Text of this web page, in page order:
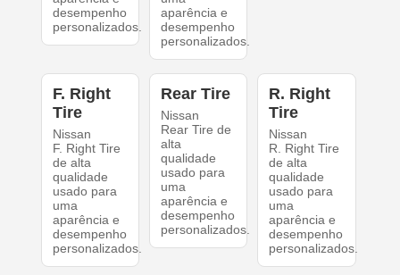
desempenho
personalizados.
aparência e
desempenho
personalizados.
F. Right
Tire
Nissan
F. Right Tire
de alta
qualidade
usado para
uma
aparência e
desempenho
personalizados.
Rear Tire
Nissan
Rear Tire de
alta
qualidade
usado para
uma
aparência e
desempenho
personalizados.
R. Right
Tire
Nissan
R. Right Tire
de alta
qualidade
usado para
uma
aparência e
desempenho
personalizados.